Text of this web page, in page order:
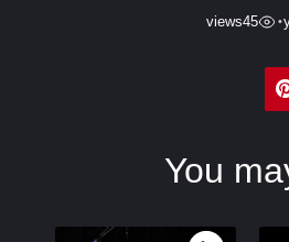
•
45
views
You